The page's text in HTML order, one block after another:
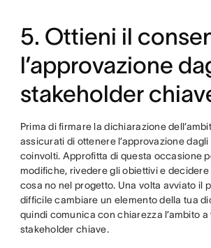
5. Ottieni il
l’approvazione
stakeholder
Prima di firmare la dichiarazione
assicurati di ottenere l’approvazione
coinvolti. Approfitta di questa occasione
modifiche, rivedere gli obiettivi e
cosa no nel progetto. Una volta avviato il
difficile cambiare un elemento della tua
quindi comunica con chiarezza l’ambito a
stakeholder chiave.